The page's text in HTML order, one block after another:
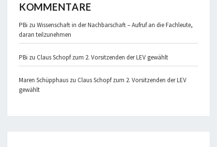
KOMMENTARE
PBi zu Wissenschaft in der Nachbarschaft – Aufruf an die Fachleute,
daran teilzunehmen
PBi zu Claus Schopf zum 2. Vorsitzenden der LEV gewählt
Maren Schüpphaus zu Claus Schopf zum 2. Vorsitzenden der LEV
gewählt